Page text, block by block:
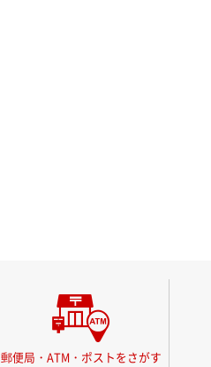
郵便局・ATM・ポストをさがす